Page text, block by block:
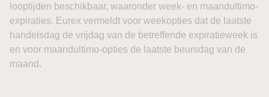
looptijden beschikbaar, waaronder week- en maandultimo-
expiraties. Eurex vermeldt voor weekopties dat de laatste
handelsdag de vrijdag van de betreffende expiratieweek is
en voor maandultimo-opties de laatste beursdag van de
maand.